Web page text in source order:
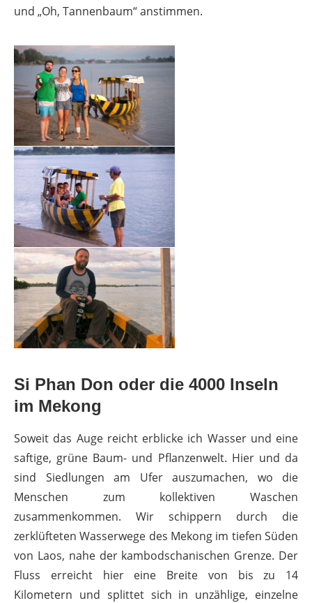
und „Oh, Tannenbaum“ anstimmen.
Si Phan Don oder die 4000 Inseln
im Mekong
Soweit das Auge reicht erblicke ich Wasser und eine
saftige, grüne Baum- und Pflanzenwelt. Hier und da
sind Siedlungen am Ufer auszumachen, wo die
Menschen zum kollektiven Waschen
zusammenkommen. Wir schippern durch die
zerklüfteten Wasserwege des Mekong im tiefen Süden
von Laos, nahe der kambodschanischen Grenze. Der
Fluss erreicht hier eine Breite von bis zu 14
Kilometern und splittet sich in unzählige, einzelne